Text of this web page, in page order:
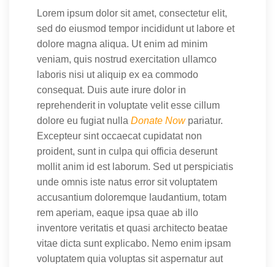
Lorem ipsum dolor sit amet, consectetur elit,
sed do eiusmod tempor incididunt ut labore et
dolore magna aliqua. Ut enim ad minim
veniam, quis nostrud exercitation ullamco
laboris nisi ut aliquip ex ea commodo
consequat. Duis aute irure dolor in
reprehenderit in voluptate velit esse cillum
dolore eu fugiat nulla Donate Nowpariatur.
Excepteur sint occaecat cupidatat non
proident, sunt in culpa qui officia deserunt
mollit anim id est laborum. Sed ut perspiciatis
unde omnis iste natus error sit voluptatem
accusantium doloremque laudantium, totam
rem aperiam, eaque ipsa quae ab illo
inventore veritatis et quasi architecto beatae
vitae dicta sunt explicabo. Nemo enim ipsam
voluptatem quia voluptas sit aspernatur aut